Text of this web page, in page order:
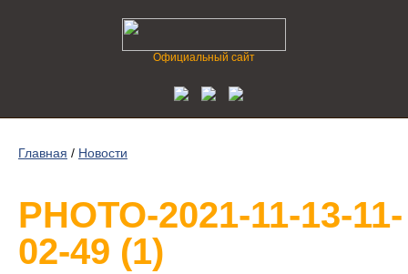
Официальный сайт
Главная / Новости
PHOTO-2021-11-13-11-
02-49 (1)